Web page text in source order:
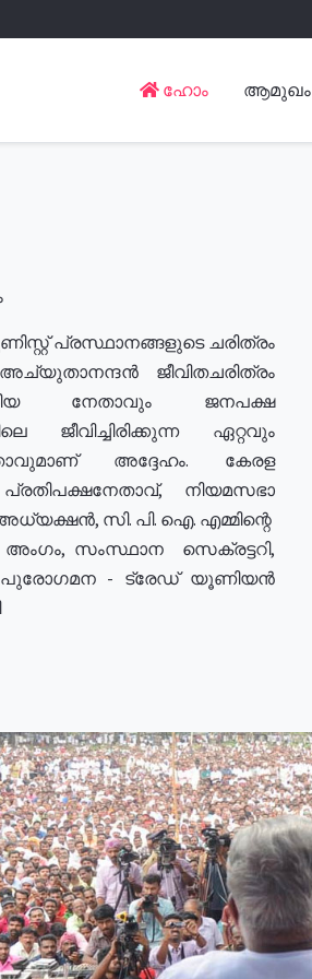
ഹോം ആമുഖം
പ്രസ്ഥാനങ്ങളുടെ ചരിത്രം
ജീവിതചരിത്രം
നേതാവും ജനപക്ഷ
ജീവിച്ചിരിക്കുന്ന ഏറ്റവും
അദ്ദേഹം. കേരള
നിയമസഭാ
സി. പി. ഐ. എമ്മിന്റെ
സംസ്ഥാന സെക്രട്ടറി,
പുരോഗമന - ട്രേഡ് യൂണിയൻ